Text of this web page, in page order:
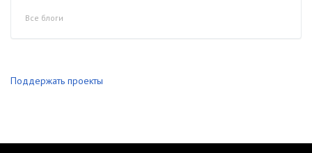
Все блоги
Поддержать проекты